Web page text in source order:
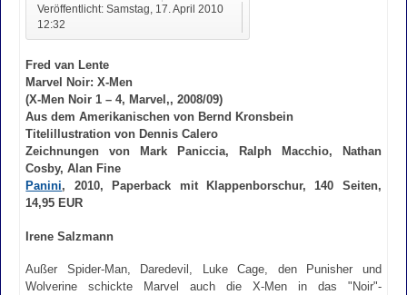
Veröffentlicht: Samstag, 17. April 2010
12:32
Fred van Lente
Marvel Noir: X-Men
(X-Men Noir 1 – 4, Marvel,, 2008/09)
Aus dem Amerikanischen von Bernd Kronsbein
Titelillustration von Dennis Calero
Zeichnungen von Mark Paniccia, Ralph Macchio, Nathan
Cosby, Alan Fine
Panini, 2010, Paperback mit Klappenborschur, 140 Seiten,
14,95 EUR
Irene Salzmann
Außer Spider-Man, Daredevil, Luke Cage, den Punisher und
Wolverine schickte Marvel auch die X-Men in das "Noir"-